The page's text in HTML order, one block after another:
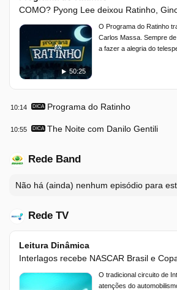
50:25
O Programa do Ratinho
Carlos Massa. Sempre
a fazer a alegria do
10:14 DICA Programa do Ratinho
10:55 DICA The Noite com Danilo Gentili
Rede Band
Não há (ainda) nenhum episódio para
Rede TV
Leitura Dinâmica
O tradicional circuito de
atenções do